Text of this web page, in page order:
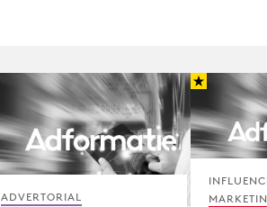
ADVERTORIAL